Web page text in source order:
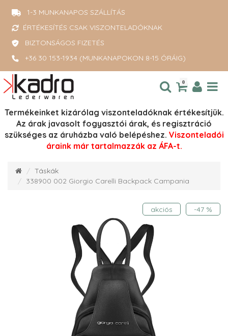
1-3 MUNKANAPOS SZÁLLÍTÁS
ÉRTÉKESÍTÉS CSAK VISZONTELADÓKNAK
BIZTONSÁGOS FIZETÉS
+36 30 153-1934 (MUNKANAPOKON 8-15 ÓRÁIG)
0
Termékeinket kizárólag viszonteladóknak értékesítjük.
Az árak javasolt fogyasztói árak, és regisztráció
szükséges az áruházba való belépéshez. Viszonteladói
áraink már tartalmazzák az ÁFA-t.
Táskák
338900 002 Giorgio Carelli Backpack Campania
akciós -47 %